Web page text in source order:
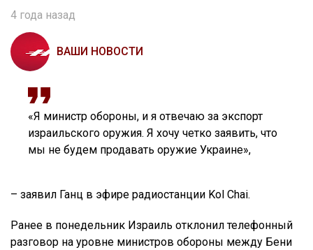
4 года назад
ВАШИ НОВОСТИ
«Я министр обороны, и я отвечаю за экспорт
израильского оружия. Я хочу четко заявить, что
мы не будем продавать оружие Украине»,
– заявил Ганц в эфире радиостанции Kol Chai.
Ранее в понедельник Израиль отклонил телефонный
разговор на уровне министров обороны между Бени